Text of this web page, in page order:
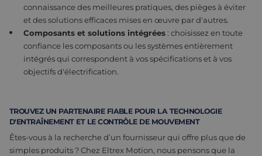
connaissance des meilleures pratiques, des pièges à éviter
et des solutions efficaces mises en œuvre par d'autres.
Composants et solutions intégrées : choisissez en toute
confiance les composants ou les systèmes entièrement
intégrés qui correspondent à vos spécifications et à vos
objectifs d'électrification.
TROUVEZ UN PARTENAIRE FIABLE POUR LA TECHNOLOGIE
D'ENTRAÎNEMENT ET LE CONTRÔLE DE MOUVEMENT
Êtes-vous à la recherche d’un fournisseur qui offre plus que de
simples produits ? Chez Eltrex Motion, nous pensons que la